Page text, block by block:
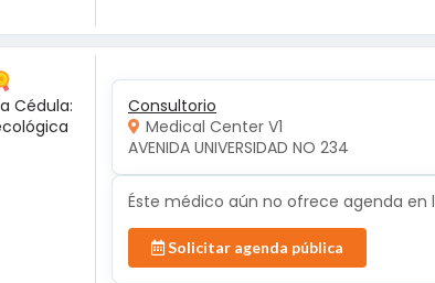
Cédula:
Consultorio
Medical Center V1
AVENIDA UNIVERSIDAD NO 234
Éste médico aún no ofrece agenda
Solicitar agenda pública